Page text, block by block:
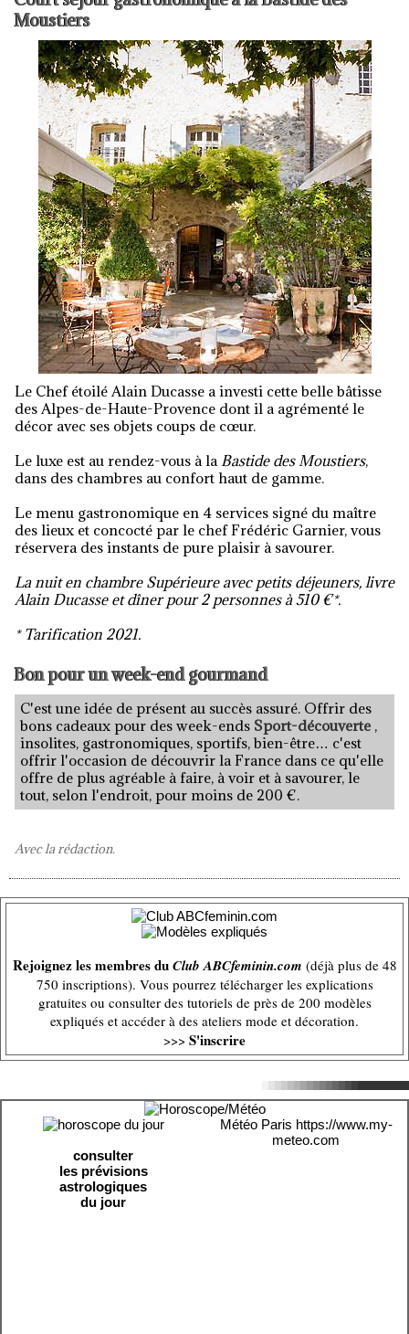
Moustiers
Le Chef étoilé Alain Ducasse a investi cette belle bâtisse
des Alpes-de-Haute-Provence dont il a agrémenté le
décor avec ses objets coups de cœur.
Le luxe est au rendez-vous à laBastide des Moustiers,
dans des chambres au confort haut de gamme.
Le menu gastronomique en 4 services signé du maître
des lieux et concocté par le chef Frédéric Garnier, vous
réservera des instants de pure plaisir à savourer.
La nuit en chambre Supérieure avec petits déjeuners, livre
Alain Ducasse et dîner pour 2 personnes à 510 €*.
* Tarification 2021.
Bon pour un week-end gourmand
C'est une idée de présent au succès assuré. Offrir des
bons cadeaux pour des week-ends Sport-découverte ,
insolites, gastronomiques, sportifs, bien-être… c'est
offrir l'occasion de découvrir la France dans ce qu'elle
offre de plus agréable à faire, à voir et à savourer, le
tout, selon l'endroit, pour moins de 200 €.
Avec la rédaction.
Rejoignez les membres duClub ABCfeminin.com (déjà plus de 48
750 inscriptions). Vous pourrez télécharger les explications
gratuites ou consulter des tutoriels de près de 200 modèles
expliqués et accéder à des ateliers mode et décoration.
>>> S'inscrire
consulter
les prévisions
astrologiques
du jour
Météo Paris https://www.my-
meteo.com